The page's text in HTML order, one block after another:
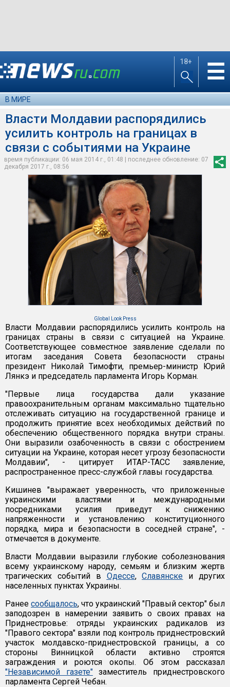
18+ ☰
В МИРЕ
Власти Молдавии распорядились
усилить контроль на границах в
связи с событиями на Украине
время публикации: 06 мая 2014 г., 01:48 | последнее обновление: 07
декабря 2017 г., 08:56
Global Look Press
Власти Молдавии распорядились усилить контроль на
границах страны в связи с ситуацией на Украине.
Соответствующее совместное заявление сделали по
итогам заседания Совета безопасности страны
президент Николай Тимофти, премьер-министр Юрий
Лянкэ и председатель парламента Игорь Корман.
"Первые лица государства дали указание
правоохранительным органам максимально тщательно
отслеживать ситуацию на государственной границе и
продолжить принятие всех необходимых действий по
обеспечению общественного порядка внутри страны.
Они выразили озабоченность в связи с обострением
ситуации на Украине, которая несет угрозу безопасности
Молдавии", - цитирует ИТАР-ТАСС заявление,
распространенное пресс-службой главы государства.
Кишинев "выражает уверенность, что приложенные
украинскими властями и международными
посредниками усилия приведут к снижению
напряженности и установлению конституционного
порядка, мира и безопасности в соседней стране", -
отмечается в документе.
Власти Молдавии выразили глубокие соболезнования
всему украинскому народу, семьям и близким жертв
трагических событий в Одессе,Славянске и других
населенных пунктах Украины.
Ранее сообщалось, что украинский "Правый сектор" был
заподозрен в намерении заявить о своих правах на
Приднестровье: отряды украинских радикалов из
"Правого сектора" взяли под контроль приднестровский
участок молдавско-приднестровской границы, а со
стороны Винницкой области активно строятся
заграждения и роются окопы. Об этом рассказал
"Независимой газете"заместитель приднестровского
парламента Сергей Чебан.